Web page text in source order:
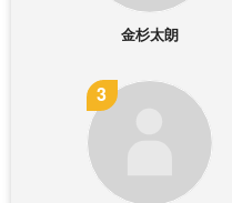
金杉太朗